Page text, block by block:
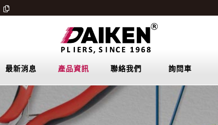
最新消息 產品資訊 聯絡我們 詢問車